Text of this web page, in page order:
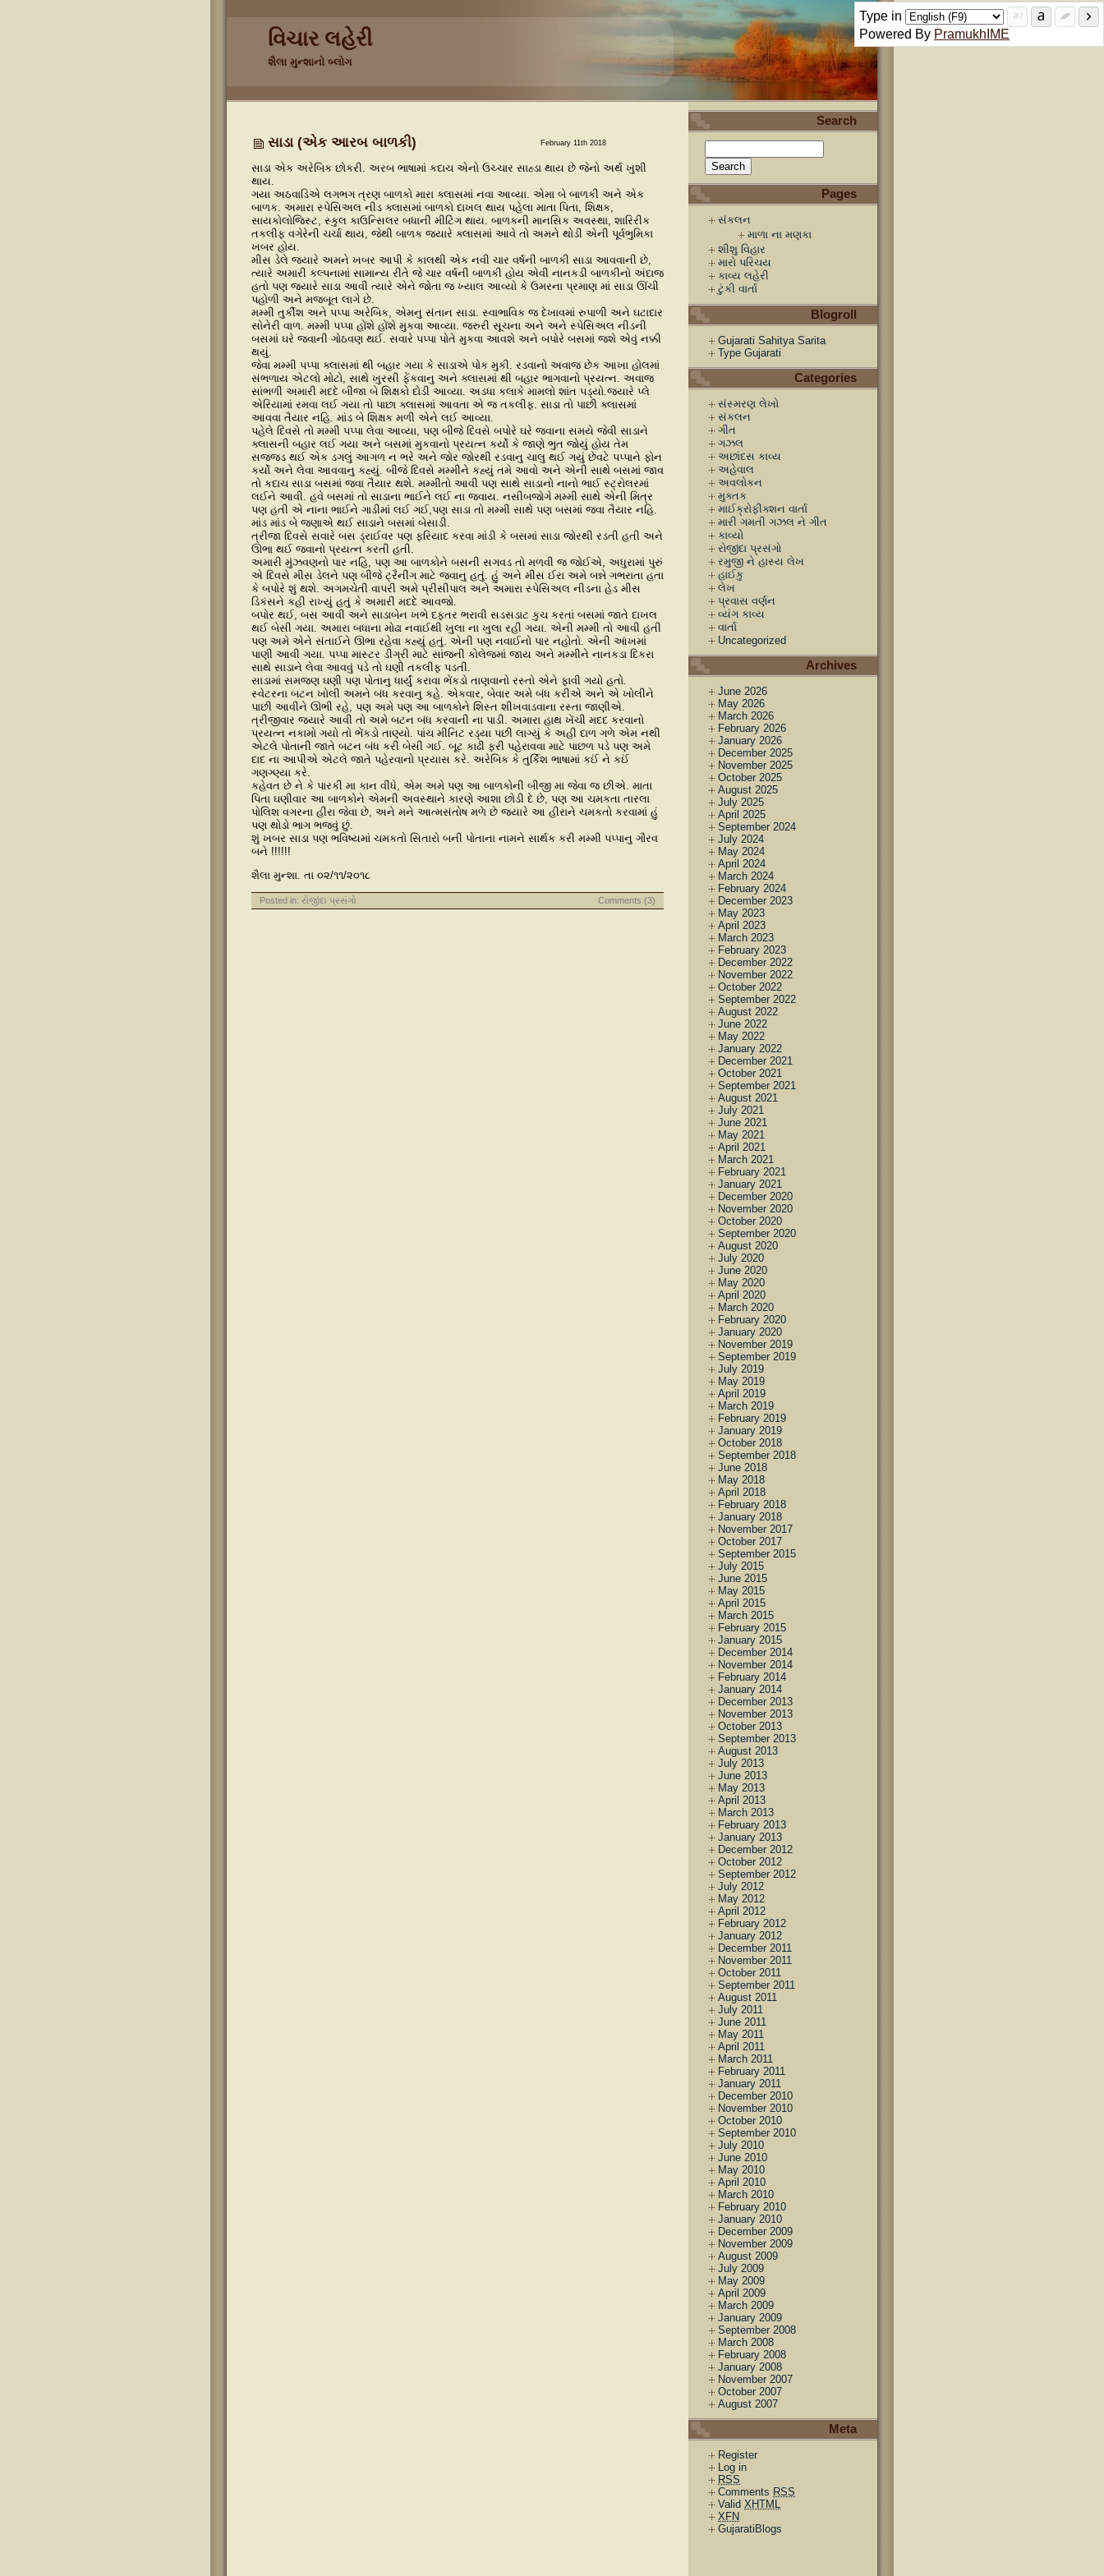
વિચાર લહેરી
શૈલા મુન્શાનો બ્લોગ
February 11th 2018
સાડા (એક આરબ બાળકી)
સાડા એક અરેબિક છોકરી. અરબ ભાષામાં કદાચ એનો ઉચ્ચાર સાહ્ડા થાય છે જેનો અર્થ ખુશી
થાય.
ગયા અઠવાડિએ લગભગ ત્રણ બાળકો મારા ક્લાસમાં નવા આવ્યા. એમા બે બાળકી અને એક
બાળક. અમારા સ્પેસિઅલ નીડ ક્લાસમાં બાળકો દાખલ થાય પહેલા માતા પિતા, શિક્ષક,
સાયકોલોજિસ્ટ, સ્કુલ કાઉન્સિલર બધાની મીટિંગ થાય. બાળકની માનસિક અવસ્થા, શારિરીક
તકલીફ વગેરેની ચર્ચા થાય, જેથી બાળક જ્યારે ક્લાસમાં આવે તો અમને થોડી એની પૂર્વભુમિકા
ખબર હોય.
મીસ ડેલે જ્યારે અમને ખબર આપી કે કાલથી એક નવી ચાર વર્ષની બાળકી સાડા આવવાની છે,
ત્યારે અમારી કલ્પનામાં સામાન્ય રીતે જે ચાર વર્ષની બાળકી હોય એવી નાનકડી બાળકીનો અંદાજ
હતો પણ જ્યારે સાડા આવી ત્યારે એને જોતા જ ખ્યાલ આવ્યો કે ઉમરના પ્રમાણ માં સાડા ઊંચી
પહોળી અને મજબૂત લાગે છે.
મમ્મી તુર્કીશ અને પપ્પા અરેબિક, એમનુ સંતાન સાડા. સ્વાભાવિક જ દેખાવમાં રુપાળી અને ઘટાદાર
સોનેરી વાળ. મમ્મી પપ્પા હોંશે હોંશે મુકવા આવ્યા. જરુરી સૂચના અને અને સ્પેસિઅલ નીડની
બસમાં ઘરે જવાની ગોઠવણ થઈ. સવારે પપ્પા પોતે મુકવા આવશે અને બપોરે બસમાં જશે એવું નક્કી
થયું.
જેવા મમ્મી પપ્પા ક્લાસમાં થી બહાર ગયા કે સાડાએ પોક મુકી. રડવાનો અવાજ છેક આખા હોલમાં
સંભળાય એટલો મોટો, સાથે ખુરસી ફેંકવાનુ અને ક્લાસમાં થી બહાર ભાગવાનો પ્રયત્ન. અવાજ
સાંભળી અમારી મદદે બીજા બે શિક્ષકો દોડી આવ્યા. અડધા કલાકે મામલો શાંત પડ્યો.જ્યારે પ્લે
એરિયામાં રમવા લઈ ગયા તો પાછા ક્લાસમાં આવતા એ જ તકલીફ. સાડા તો પાછી ક્લાસમાં
આવવા તૈયાર નહિ. માંડ બે શિક્ષક મળી એને લઈ આવ્યા.
પહેલે દિવસે તો મમ્મી પપ્પા લેવા આવ્યા, પણ બીજે દિવસે બપોરે ઘરે જવાના સમયે જેવી સાડાને
ક્લાસની બહાર લઈ ગયા અને બસમાં મુકવાનો પ્રયત્ન કર્યો કે જાણે ભુત જોયું હોય તેમ
સજ્જડ થઈ એક ડગલું આગળ ન ભરે અને જોર જોરથી રડવાનુ ચાલુ થઈ ગયું છેવટે પપ્પાને ફોન
કર્યો અને લેવા આવવાનુ કહ્યું. બીજે દિવસે મમ્મીને કહ્યું તમે આવો અને એની સાથે બસમાં જાવ
તો કદાચ સાડા બસમાં જવા તૈયાર થશે. મમ્મીતો આવી પણ સાથે સાડાનો નાનો ભાઈ સ્ટ્રોલરમાં
લઈને આવી. હવે બસમાં તો સાડાના ભાઈને લઈ ના જવાય. નસીબજોગે મમ્મી સાથે એની મિત્ર
પણ હતી એ નાના ભાઈને ગાડીમાં લઈ ગઈ,પણ સાડા તો મમ્મી સાથે પણ બસમાં જવા તૈયાર નહિ.
માંડ માંડ બે જણાએ થઈ સાડાને બસમાં બેસાડી.
ત્રીજા દિવસે સવારે બસ ડ્રાઈવર પણ ફરિયાદ કરવા માંડી કે બસમાં સાડા જોરથી રડતી હતી અને
ઊભા થઈ જવાનો પ્રયત્ન કરતી હતી.
અમારી મુંઝવણનો પાર નહિ, પણ આ બાળકોને બસની સગવડ તો મળવી જ જોઈએ, અધુરામાં પુરું
એ દિવસે મીસ ડેલને પણ બીજે ટ્રૈનીંગ માટે જવાનુ હતું. હું અને મીસ ઈરા અમે બન્ને ગભરાતા હતા
કે બપોરે શું થશે. અગમચેતી વાપરી અમે પ્રીંસીપાલ અને અમારા સ્પેસિઅલ નીડના હેડ મીસ
ડિકંસને કહી રાખ્યું હતું કે અમારી મદદે આવજો.
બપોર થઈ, બસ આવી અને સાડાબેન ખભે દફતર ભરાવી સડસડાટ કુચ કરતાં બસમાં જાતે દાખલ
થઈ બેસી ગયા. અમારા બધાના મોઢા નવાઈથી ખુલા ના ખુલા રહી ગયા. એની મમ્મી તો આવી હતી
પણ અમે એને સંતાઈને ઊભા રહેવા કહ્યું હતું. એની પણ નવાઈનો પાર નહોતો. એની આંખમાં
પાણી આવી ગયા. પપ્પા માસ્ટર ડીગ્રી માટે સાંજની કોલેજમાં જાય અને મમ્મીને નાનકડા દિકરા
સાથે સાડાને લેવા આવવું પડે તો ઘણી તકલીફ પડતી.
સાડામાં સમજણ ઘણી પણ પોતાનુ ધાર્યું કરાવા ભેંકડો તાણવાનો રસ્તો એને ફાવી ગયો હતો.
સ્વેટરના બટન ખોલી અમને બંધ કરવાનુ કહે. એકવાર, બેવાર અમે બંધ કરીએ અને એ ખોલીને
પાછી આવીને ઊભી રહે, પણ અમે પણ આ બાળકોને શિસ્ત શીખવાડવાના રસ્તા જાણીએ.
ત્રીજીવાર જ્યારે આવી તો અમે બટન બંધ કરવાની ના પાડી. અમારા હાથ ખેંચી મદદ કરવાનો
પ્રયત્ન નકામો ગયો તો ભેંકડો તાણ્યો. પાંચ મીનિટ રડ્યા પછી લાગ્યું કે અહી દાળ ગળે એમ નથી
એટલે પોતાની જાતે બટન બંધ કરી બેસી ગઈ. બૂટ કાઢી ફરી પહેરાવવા માટે પાછળ પડે પણ અમે
દાદ ના આપીએ એટલે જાતે પહેરવાનો પ્રયાસ કરે. અરેબિક કે તુર્કિશ ભાષામાં કઈં ને કઈં
ગણગ્ણ્યા કરે.
કહેવત છે ને કે પારકી મા કાન વીંધે, એમ અમે પણ આ બાળકોની બીજી મા જેવા જ છીએ. માતા
પિતા ઘણીવાર આ બાળકોને એમની અવસ્થાને કારણે આશા છોડી દે છે, પણ આ ચમકતા તારલા
પોલિશ વગરના હીરા જેવા છે, અને મને આત્મસંતોષ મળે છે જ્યારે આ હીરાને ચમકતો કરવામાં હું
પણ થોડો ભાગ ભજવું છું.
શું ખબર સાડા પણ ભવિષ્યમાં ચમકતો સિતારો બની પોતાના નામને સાર્થક કરી મમ્મી પપ્પાનુ ગૌરવ
બને !!!!!!
શૈલા મુન્શા. તા ૦૨/૧૧/૨૦૧૮
Posted in: રોજીંદા પ્રસંગો Comments (3)
Search
Pages
સંકલન
માળા ના મણકા
શીશુ વિહાર
મારો પરિચય
કાવ્ય લહેરી
ટુંકી વાર્તા
Blogroll
Gujarati Sahitya Sarita
Type Gujarati
Categories
સંસ્મરણ લેખો
સંકલન
ગીત
ગઝલ
અછાંદસ કાવ્ય
અહેવાલ
અવલોકન
મુક્તક
માઈક્રોફીક્શન વાર્તા
મારી ગમતી ગઝલ ને ગીત
કાવ્યો
રોજીંદા પ્રસંગો
રમુજી ને હાસ્ય લેખ
હાઈકુ
લેખ
પ્રવાસ વર્ણન
વ્યંગ કાવ્ય
વાર્તા
Uncategorized
Archives
June 2026
May 2026
March 2026
February 2026
January 2026
December 2025
November 2025
October 2025
August 2025
July 2025
April 2025
September 2024
July 2024
May 2024
April 2024
March 2024
February 2024
December 2023
May 2023
April 2023
March 2023
February 2023
December 2022
November 2022
October 2022
September 2022
August 2022
June 2022
May 2022
January 2022
December 2021
October 2021
September 2021
August 2021
July 2021
June 2021
May 2021
April 2021
March 2021
February 2021
January 2021
December 2020
November 2020
October 2020
September 2020
August 2020
July 2020
June 2020
May 2020
April 2020
March 2020
February 2020
January 2020
November 2019
September 2019
July 2019
May 2019
April 2019
March 2019
February 2019
January 2019
October 2018
September 2018
June 2018
May 2018
April 2018
February 2018
January 2018
November 2017
October 2017
September 2015
July 2015
June 2015
May 2015
April 2015
March 2015
February 2015
January 2015
December 2014
November 2014
February 2014
January 2014
December 2013
November 2013
October 2013
September 2013
August 2013
July 2013
June 2013
May 2013
April 2013
March 2013
February 2013
January 2013
December 2012
October 2012
September 2012
July 2012
May 2012
April 2012
February 2012
January 2012
December 2011
November 2011
October 2011
September 2011
August 2011
July 2011
June 2011
May 2011
April 2011
March 2011
February 2011
January 2011
December 2010
November 2010
October 2010
September 2010
July 2010
June 2010
May 2010
April 2010
March 2010
February 2010
January 2010
December 2009
November 2009
August 2009
July 2009
May 2009
April 2009
March 2009
January 2009
September 2008
March 2008
February 2008
January 2008
November 2007
October 2007
August 2007
Meta
Register
Log in
RSS
Comments RSS
Valid XHTML
XFN
GujaratiBlogs
Type in
Powered By PramukhIME